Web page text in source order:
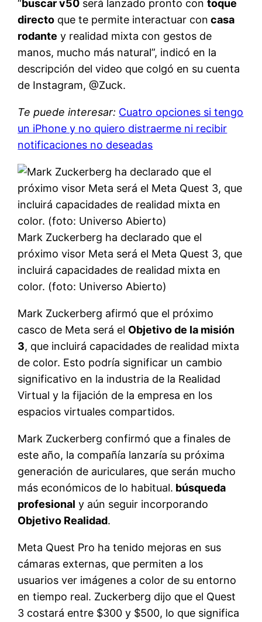
“buscar v50 será lanzado pronto contoque
directo que te permite interactuar con casa
rodante y realidad mixta con gestos de
manos, mucho más natural”, indicó en la
descripción del video que colgó en su cuenta
de Instagram, @Zuck.
Te puede interesar: Cuatro opciones si tengo
un iPhone y no quiero distraerme ni recibir
notificaciones no deseadas
Mark Zuckerberg ha declarado que el
próximo visor Meta será el Meta Quest 3, que
incluirá capacidades de realidad mixta en
color. (foto: Universo Abierto)
Mark Zuckerberg afirmó que el próximo
casco de Meta será el Objetivo de la misión
3, que incluirá capacidades de realidad mixta
de color. Esto podría significar un cambio
significativo en la industria de la Realidad
Virtual y la fijación de la empresa en los
espacios virtuales compartidos.
Mark Zuckerberg confirmó que a finales de
este año, la compañía lanzaría su próxima
generación de auriculares, que serán mucho
más económicos de lo habitual. búsqueda
profesional y aún seguir incorporando
Objetivo Realidad.
Meta Quest Pro ha tenido mejoras en sus
cámaras externas, que permiten a los
usuarios ver imágenes a color de su entorno
en tiempo real. Zuckerberg dijo que el Quest
3 costará entre $300 y $500, lo que significa